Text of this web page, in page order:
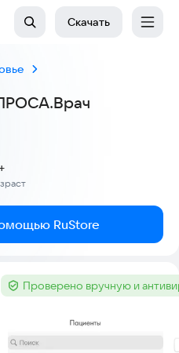
Скачать
RuStore
Тег :Проверено вручную и